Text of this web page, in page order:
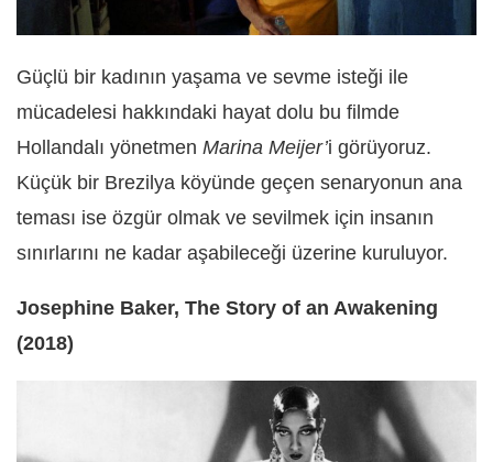
Güçlü bir kadının yaşama ve sevme isteği ile
mücadelesi hakkındaki hayat dolu bu filmde
Hollandalı yönetmen Marina Meijer’i görüyoruz.
Küçük bir Brezilya köyünde geçen senaryonun ana
teması ise özgür olmak ve sevilmek için insanın
sınırlarını ne kadar aşabileceği üzerine kuruluyor.
Josephine Baker, The Story of an Awakening
(2018)